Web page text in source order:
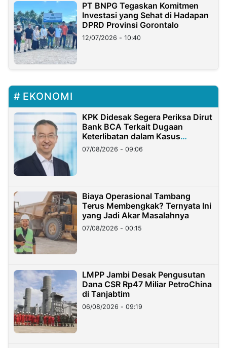
PT BNPG Tegaskan Komitmen
Investasi yang Sehat di Hadapan
DPRD Provinsi Gorontalo
12/07/2026 - 10:40
EKONOMI
KPK Didesak Segera Periksa Dirut
Bank BCA Terkait Dugaan
Keterlibatan dalam Kasus
Hilangnya Dana Nasabah Rp2,58
Miliar
07/08/2026 - 09:06
Biaya Operasional Tambang
Terus Membengkak? Ternyata Ini
yang Jadi Akar Masalahnya
07/08/2026 - 00:15
LMPP Jambi Desak Pengusutan
Dana CSR Rp47 Miliar PetroChina
di Tanjabtim
06/08/2026 - 09:19